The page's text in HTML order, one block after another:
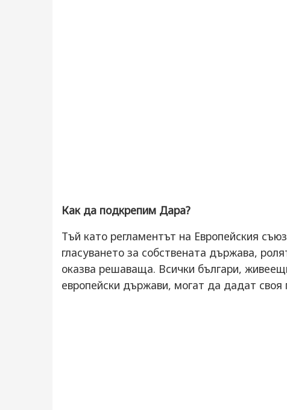
Как да подкрепим Дара?
Тъй като регламентът на Европейския
гласуването за собствената държава,
оказва решаваща. Всички българи,
европейски държави, могат да дадат своя